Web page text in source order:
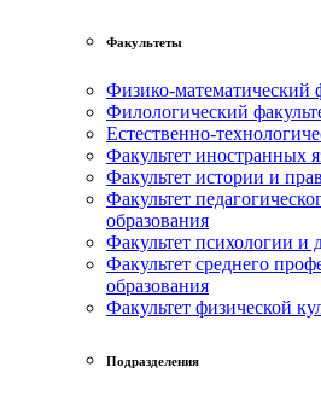
Факультеты
Физико-математический
Филологический
Естественно-
Факультет иностранных
Факультет истории и
Факультет
образования
Факультет психологии и
Факультет среднего
образования
Факультет физической
Подразделения